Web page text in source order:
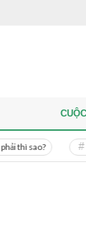
Cách uống